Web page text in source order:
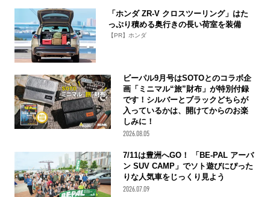
「ホンダ ZR-V クロスツーリング」はた
っぷり積める奥行きの長い荷室を装備
【PR】ホンダ
ビーパル9月号はSOTOとのコラボ企
画「ミニマル“旅”財布」が特別付録
です！シルバーとブラックどちらが
入っているかは、開けてからのお楽
しみに！
2026.08.05
7/11は豊洲へGO！ 「BE-PAL アーバ
ン SUV CAMP」でソト遊びにぴった
りな人気車をじっくり見よう
2026.07.09